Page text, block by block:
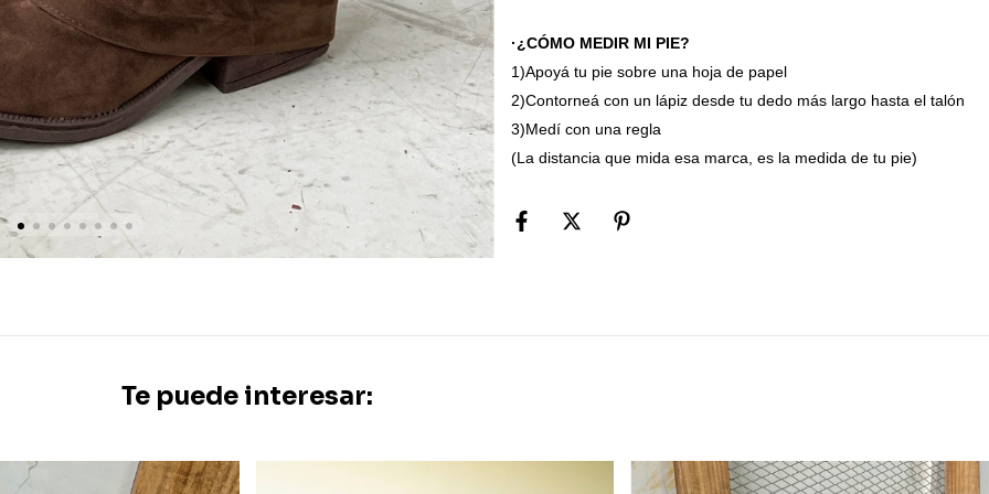
·¿CÓMO MEDIR MI PIE?
1)Apoyá tu pie sobre una hoja de papel
2)Contorneá con un lápiz desde tu dedo más largo hasta el talón
3)Medí con una regla
(La distancia que mida esa marca, es la medida de tu pie)
Te puede interesar: